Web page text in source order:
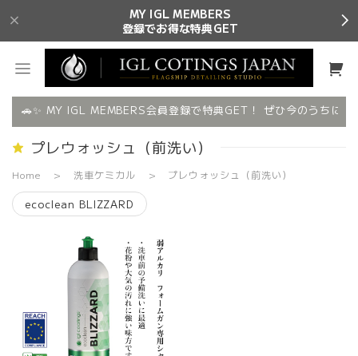
MY IGL MEMBERS
登録でお得な特典GET
🚗✨ MY IGL MEMBERS会員登録で特典GET！ ぜひ今のうちにご
プレウォッシュ（前洗い）
Home 洗車ケミカル プレウォッシュ（前洗い）
ecoclean BLIZZARD